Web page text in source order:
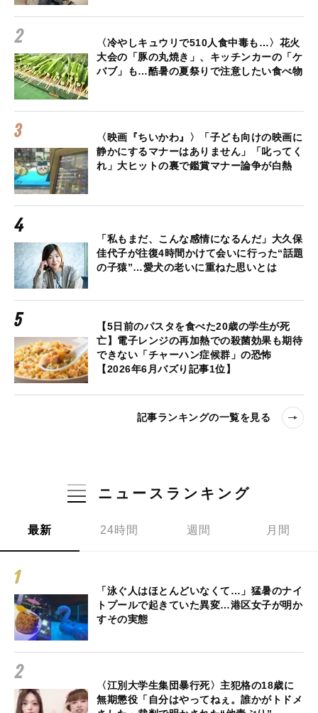
〈冷やしキュウリで510人食中毒も…〉花火
大会の「豚の丸焼き」、キッチンカーの「ケ
バブ」も…酷暑の夏祭りで注意したい食べ物
〈映画『ちいかわ』〉「子ども向けの映画に
静かにするマナーはありません」「叱ってく
れ」大ヒットの裏で鑑賞マナー論争が白熱
「私もまだ、こんな感情になるんだ」大久保
佳代子が往復4時間かけて会いに行った“話題
の子猿”…愛犬の老いに重ねた思いとは
【5日前のパスタを食べた20歳の学生が死
亡】電子レンジの再加熱での殺菌効果も期待
できない「チャーハン症候群」の恐怖
【2026年6月バズり記事1位】
記事ランキングの一覧を見る
ニュースランキング
最新 24時間 週間 月間
「泳ぐ人はほとんどいなくて…」猛暑のナイ
トプールで起きていた異変…港区女子が明か
すその実態
〈江別大学生集団暴行死〉主犯格の18歳に
無期懲役「自分はやってねぇ。誰かがトドメ